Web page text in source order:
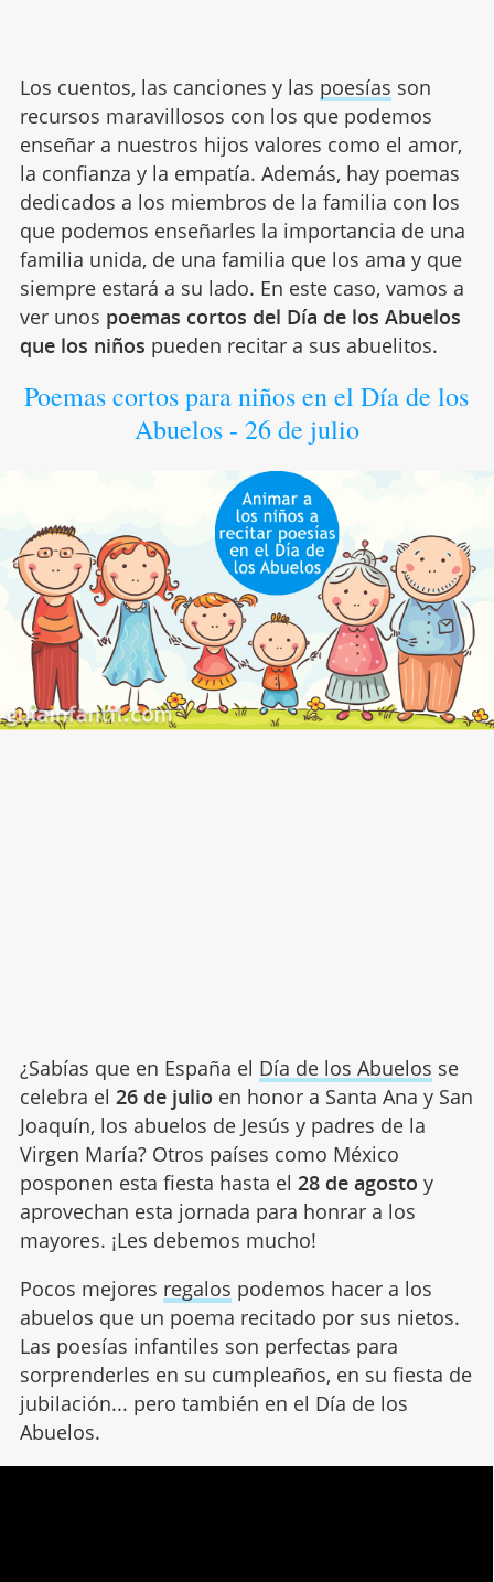
Los cuentos, las canciones y las poesías son
recursos maravillosos con los que podemos
enseñar a nuestros hijos valores como el amor,
la confianza y la empatía. Además, hay poemas
dedicados a los miembros de la familia con los
que podemos enseñarles la importancia de una
familia unida, de una familia que los ama y que
siempre estará a su lado. En este caso, vamos a
ver unos poemas cortos del Día de los Abuelos
que los niños pueden recitar a sus abuelitos.
Poemas cortos para niños en el Día de los
Abuelos - 26 de julio
¿Sabías que en España el Día de los Abuelos se
celebra el 26 de julio en honor a Santa Ana y San
Joaquín, los abuelos de Jesús y padres de la
Virgen María? Otros países como México
posponen esta fiesta hasta el 28 de agosto y
aprovechan esta jornada para honrar a los
mayores. ¡Les debemos mucho!
Pocos mejores regalos podemos hacer a los
abuelos que un poema recitado por sus nietos.
Las poesías infantiles son perfectas para
sorprenderles en su cumpleaños, en su fiesta de
jubilación... pero también en el Día de los
Abuelos.